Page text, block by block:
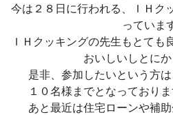
今は２８日に行われる、ＩＨク
っていま
ＩＨクッキングの先生もとても
おいしいしとに
是非、参加したいという方
１０名様までとなっており
あと最近は住宅ローンや補